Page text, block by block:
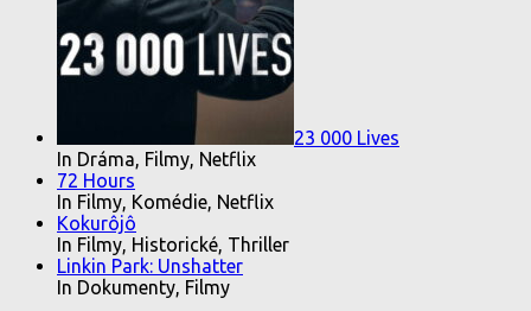
23 000 Lives
In Dráma, Filmy, Netflix
72 Hours
In Filmy, Komédie, Netflix
Kokurôjô
In Filmy, Historické, Thriller
Linkin Park: Unshatter
In Dokumenty, Filmy